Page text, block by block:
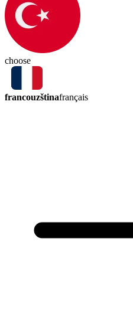
choose
francouzštinafrançais